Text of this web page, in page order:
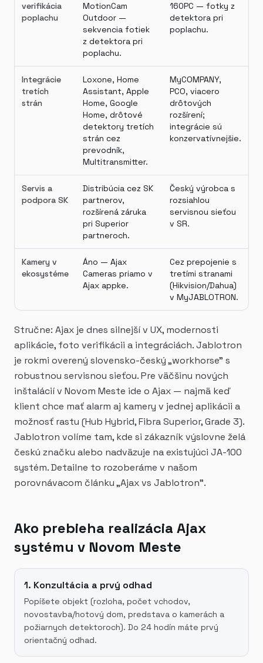
verifikácia
poplachu
MotionCam
Outdoor —
sekvencia fotiek
z detektora pri
poplachu.
160PC — fotky z
detektora pri
poplachu.
Integrácie
tretích
strán
Loxone, Home
Assistant, Apple
Home, Google
Home, drôtové
detektory tretích
strán cez
prevodník,
Multitransmitter.
MyCOMPANY,
PCO, viacero
drôtových
rozšírení;
integrácie sú
konzervatívnejšie.
Servis a
podpora SK
Distribúcia cez SK
partnerov,
rozšírená záruka
pri Superior
partneroch.
Český výrobca s
rozsiahlou
servisnou sieťou
v SR.
Kamery v
ekosystéme
Áno — Ajax
Cameras priamo v
Ajax appke.
Cez prepojenie s
tretími stranami
(Hikvision/Dahua)
v MyJABLOTRON.
Stručne: Ajax je dnes silnejší v UX, modernosti
aplikácie, foto verifikácii a integráciách. Jablotron
je rokmi overený slovensko-český „workhorse" s
robustnou servisnou sieťou. Pre väčšinu nových
inštalácií v Novom Meste ide o Ajax — najmä keď
klient chce mať alarm aj kamery v jednej aplikácii a
možnosť rastu (Hub Hybrid, Fibra Superior, Grade 3).
Jablotron volíme tam, kde si zákazník výslovne želá
českú značku alebo nadväzuje na existujúci JA-100
systém. Detailne to rozoberáme v našom
porovnávacom článku „Ajax vs Jablotron".
Ako prebieha realizácia Ajax
systému v Novom Meste
1. Konzultácia a prvý odhad
Popíšete objekt (rozloha, počet vchodov,
novostavba/hotový dom, predstava o kamerách a
požiarnych detektoroch). Do 24 hodín máte prvý
orientačný odhad.